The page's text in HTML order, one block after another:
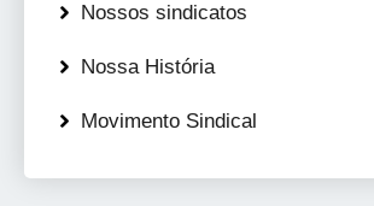
Nossos sindicatos
Nossa História
Movimento Sindical